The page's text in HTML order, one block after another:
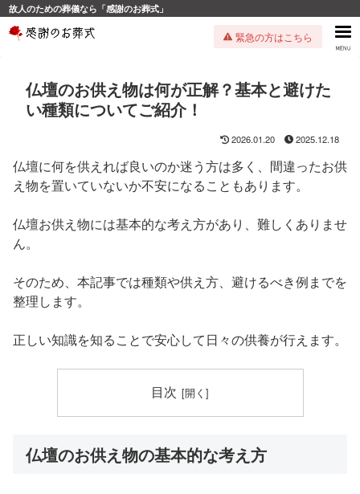
故人のための葬儀なら「感謝のお葬式」
緊急の方はこちら
仏壇のお供え物は何が正解？基本と避けた
い種類についてご紹介！
2026.01.20 2025.12.18
仏壇に何を供えれば良いのか迷う方は多く、間違ったお供
え物を置いていないか不安になることもあります。
仏壇お供え物には基本的な考え方があり、難しくありませ
ん。
そのため、本記事では種類や供え方、避けるべき例までを
整理します。
正しい知識を知ることで安心して日々の供養が行えます。
目次
仏壇のお供え物の基本的な考え方